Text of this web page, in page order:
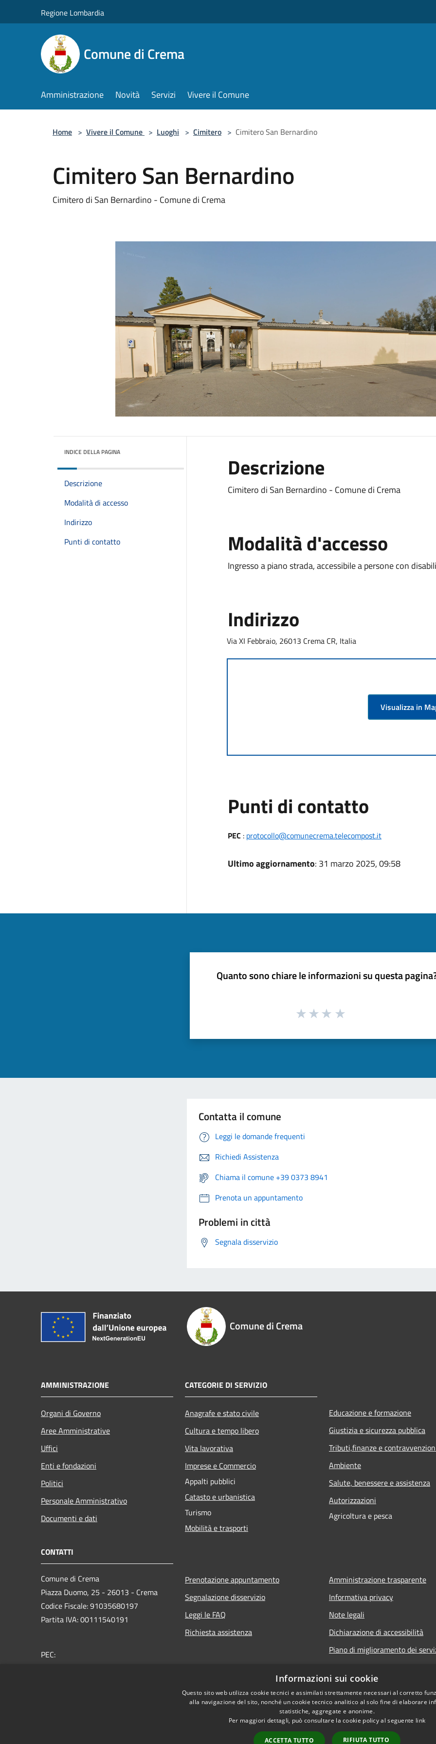
Regione Lombardia
Comune di Crema
Amministrazione Novità Servizi Vivere il Comune
Home > Vivere il Comune > Luoghi > Cimitero > Cimitero San Bernardino
Cimitero San Bernardino
Cimitero di San Bernardino - Comune di Crema
INDICE DELLA PAGINA
Descrizione
Modalità di accesso
Indirizzo
Punti di contatto
Descrizione
Cimitero di San Bernardino - Comune di Crema
Modalità d'accesso
Ingresso a piano strada, accessibile a persone con
Indirizzo
Via XI Febbraio, 26013 Crema CR, Italia
Visualizza in
Punti di contatto
PEC : protocollo@comunecrema.telecompost.it
Ultimo aggiornamento: 31 marzo 2025, 09:58
Quanto sono chiare le informazioni su questa
Contatta il comune
Leggi le domande frequenti
Richiedi Assistenza
Chiama il comune +39 0373 8941
Prenota un appuntamento
Problemi in città
Segnala disservizio
Comune di Crema
AMMINISTRAZIONE
Organi di Governo
Aree Amministrative
Uffici
Enti e fondazioni
Politici
Personale Amministrativo
Documenti e dati
CATEGORIE DI SERVIZIO
Anagrafe e stato civile
Cultura e tempo libero
Vita lavorativa
Imprese e Commercio
Appalti pubblici
Catasto e urbanistica
Turismo
Mobilità e trasporti
Educazione e formazione
Giustizia e sicurezza pubblica
Tributi,finanze e
Ambiente
Salute, benessere e assistenza
Autorizzazioni
Agricoltura e pesca
CONTATTI
Comune di Crema
Piazza Duomo, 25 - 26013 - Crema
Codice Fiscale: 91035680197
Partita IVA: 00111540191
PEC:
Prenotazione appuntamento
Segnalazione disservizio
Leggi le FAQ
Richiesta assistenza
Amministrazione trasparente
Informativa privacy
Note legali
Dichiarazione di accessibilità
Piano di miglioramento dei
Informazioni sui cookie
Questo sito web utilizza cookie tecnici e assimilati strettamente necessari al corretto
alla navigazione del sito, nonché un cookie tecnico analitico al solo fine di elaborare
statistiche, aggregate e anonime.
Per maggiori dettagli, può consultare la cookie policy al seguente link
ACCETTA TUTTO RIFIUTA TUTTO